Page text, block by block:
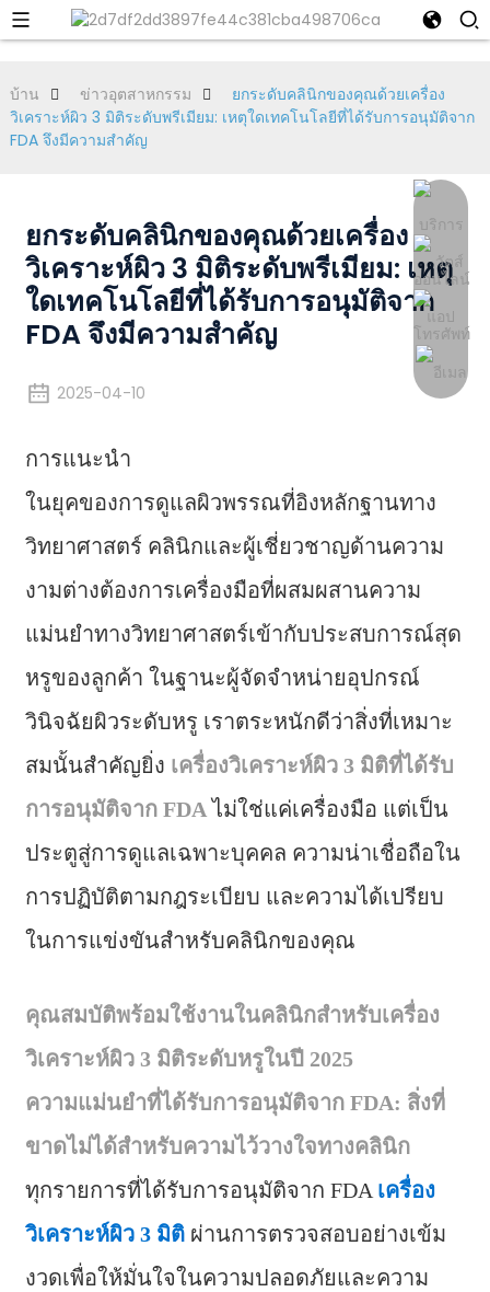
บ้าน ข่าวอุตสาหกรรม
ยกระดับคลินิกของคุณด้วยเครื่อง
วิเคราะห์ผิว 3 มิติระดับพรีเมียม: เหตุใดเทคโนโลยีที่ได้รับการอนุมัติจาก
FDA จึงมีความสำคัญ
ยกระดับคลินิกของคุณด้วยเครื่อง
วิเคราะห์ผิว 3 มิติระดับพรีเมียม: เหตุ
ใดเทคโนโลยีที่ได้รับการอนุมัติจาก
FDA จึงมีความสำคัญ
2025-04-10
การแนะนำ
ในยุคของการดูแลผิวพรรณที่อิงหลักฐานทาง
วิทยาศาสตร์ คลินิกและผู้เชี่ยวชาญด้านความ
งามต่างต้องการเครื่องมือที่ผสมผสานความ
แม่นยำทางวิทยาศาสตร์เข้ากับประสบการณ์สุด
หรูของลูกค้า ในฐานะผู้จัดจำหน่ายอุปกรณ์
วินิจฉัยผิวระดับหรู เราตระหนักดีว่าสิ่งที่เหมาะ
สมนั้นสำคัญยิ่ง เครื่องวิเคราะห์ผิว 3 มิติที่ได้รับ
การอนุมัติจาก FDA ไม่ใช่แค่เครื่องมือ แต่เป็น
ประตูสู่การดูแลเฉพาะบุคคล ความน่าเชื่อถือใน
การปฏิบัติตามกฎระเบียบ และความได้เปรียบ
ในการแข่งขันสำหรับคลินิกของคุณ
คุณสมบัติพร้อมใช้งานในคลินิกสำหรับเครื่อง
วิเคราะห์ผิว 3 มิติระดับหรูในปี 2025
ความแม่นยำที่ได้รับการอนุมัติจาก FDA: สิ่งที่
ขาดไม่ได้สำหรับความไว้วางใจทางคลินิก
ทุกรายการที่ได้รับการอนุมัติจาก FDA เครื่อง
วิเคราะห์ผิว 3 มิติผ่านการตรวจสอบอย่างเข้ม
งวดเพื่อให้มั่นใจในความปลอดภัยและความ